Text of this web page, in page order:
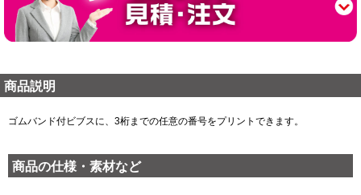
商品説明
ゴムバンド付ビブスに、3桁までの任意の番号をプリントできます。
商品の仕様・素材など